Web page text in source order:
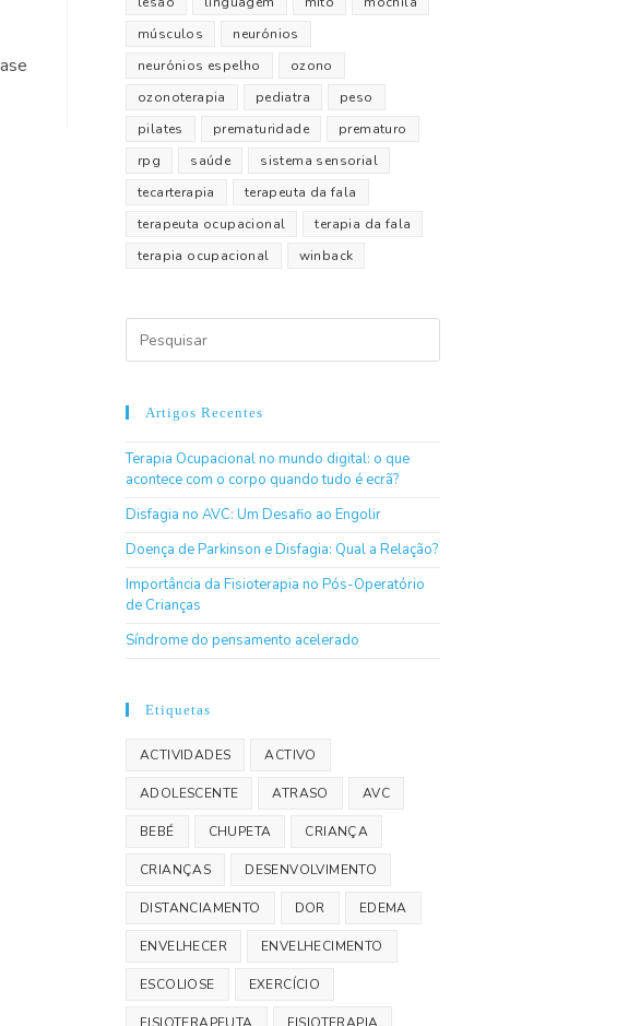
músculos
neurónios
neurónios espelho
ozono
ozonoterapia
pediatra
peso
pilates
prematuridade
prematuro
rpg
saúde
sistema sensorial
tecarterapia
terapeuta da fala
terapeuta ocupacional
terapia da fala
terapia ocupacional
winback
Artigos Recentes
Terapia Ocupacional no mundo digital: o que
acontece com o corpo quando tudo é ecrã?
Disfagia no AVC: Um Desafio ao Engolir
Doença de Parkinson e Disfagia: Qual a Relação?
Importância da Fisioterapia no Pós-Operatório
de Crianças
Síndrome do pensamento acelerado
Etiquetas
ACTIVIDADES ACTIVO
ADOLESCENTE ATRASO AVC
BEBÉ CHUPETA CRIANÇA
CRIANÇAS DESENVOLVIMENTO
DISTANCIAMENTO DOR EDEMA
ENVELHECER ENVELHECIMENTO
ESCOLIOSE EXERCÍCIO